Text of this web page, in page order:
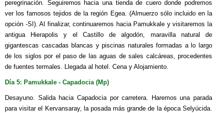
peregrinación. Seguiremos hacia una tienda de cuero donde podremos
ver los famosos tejidos de la región Egea. (Almuerzo sólo incluido en la
opción -SI). Al finalizar, continuaremos hacia Pamukkale y visitaremos la
antigua Hierapolis y el Castillo de algodón, maravilla natural de
gigantescas cascadas blancas y piscinas naturales formadas a lo largo
de los siglos por el paso de las aguas de sales calcáreas, procedentes
de fuentes termales. Llegada al hotel. Cena y Alojamiento.
Día 5: Pamukkale - Capadocia (Mp)
Desayuno. Salida hacia Capadocia por carretera. Haremos una parada
para visitar el Kervansaray, la posada más grande de la época Selyúcida.